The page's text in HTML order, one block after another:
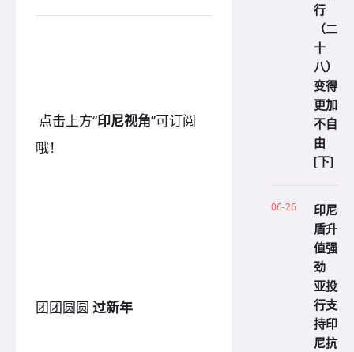
点击上方“印尼视角”可订阅
哦！
团团圆圆 过新年
行
（二
十
八）
变得
更加
不自
由
[下]
06-26
印尼
盾升
值强
劲
亚投
行支
持印
尼抗